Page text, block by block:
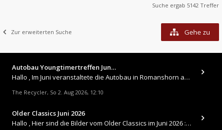
Suche ergab 5142 Treffer
Zur erweiterten Suche Gehe zu
Autobau Youngtimertreffen Jun…
Hallo , Im Juni veranstaltete die Autobau in Romanshorn auf ihrem Gelände ein kleines Youngtimertreffen : https://up.
The Recycler, So 2. Aug 2026, 12:10
Older Classics Juni 2026
​Hallo , Hier sind die Bilder vom Older Classics im Juni 2026 : https://up.picr.de/51155940wd.jpg https://up.pic